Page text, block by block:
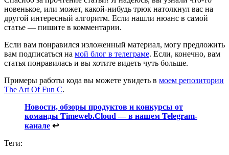
новенькое, или может, какой‑нибудь трюк натолкнул вас на
другой интересный алгоритм. Если нашли нюанс в самой
статье — пишите в комментарии.
Если вам понравился изложенный материал, могу предложить
вам подписаться на мой блог в телеграме. Если, конечно, вам
статья понравилась и вы хотите видеть чуть больше.
Примеры работы кода вы можете увидеть в моем репозитории
The Art Of Fun C.
Новости, обзоры продуктов и конкурсы от
команды Timeweb.Cloud — в нашем Telegram-
канале ↩
Теги: